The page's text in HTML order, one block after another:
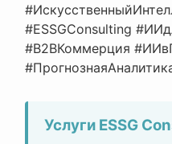
#ESSGConsulting
#B2BКоммерция
Услуги ESSG